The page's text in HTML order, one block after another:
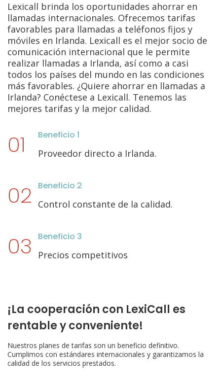
Lexicall brinda los oportunidades ahorrar en
llamadas internacionales. Ofrecemos tarifas
favorables para llamadas a teléfonos fijos y
móviles en Irlanda. Lexicall es el mejor socio de
comunicación internacional que le permite
realizar llamadas a Irlanda, así como a casi
todos los países del mundo en las condiciones
más favorables. ¿Quiere ahorrar en llamadas a
Irlanda? Conéctese a Lexicall. Tenemos las
mejores tarifas y la mejor calidad.
Beneficio 1
Proveedor directo a Irlanda.
Beneficio 2
Control constante de la calidad.
Beneficio 3
Precios competitivos
¡La cooperación con LexiCall es
rentable y conveniente!
Nuestros planes de tarifas son un beneficio definitivo.
Cumplimos con estándares internacionales y garantizamos la
calidad de los servicios prestados.